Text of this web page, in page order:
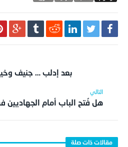
بعد إدلب … جنيف
هل فُتح الباب أمام